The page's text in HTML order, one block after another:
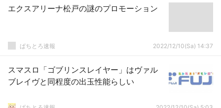
エクスアリーナ松戸の謎のプロモーション
ぱちとろ速報 2022/12/10(Sa) 14:37
スマスロ「ゴブリンスレイヤー」はヴァル
ブレイヴと同程度の出玉性能らしい